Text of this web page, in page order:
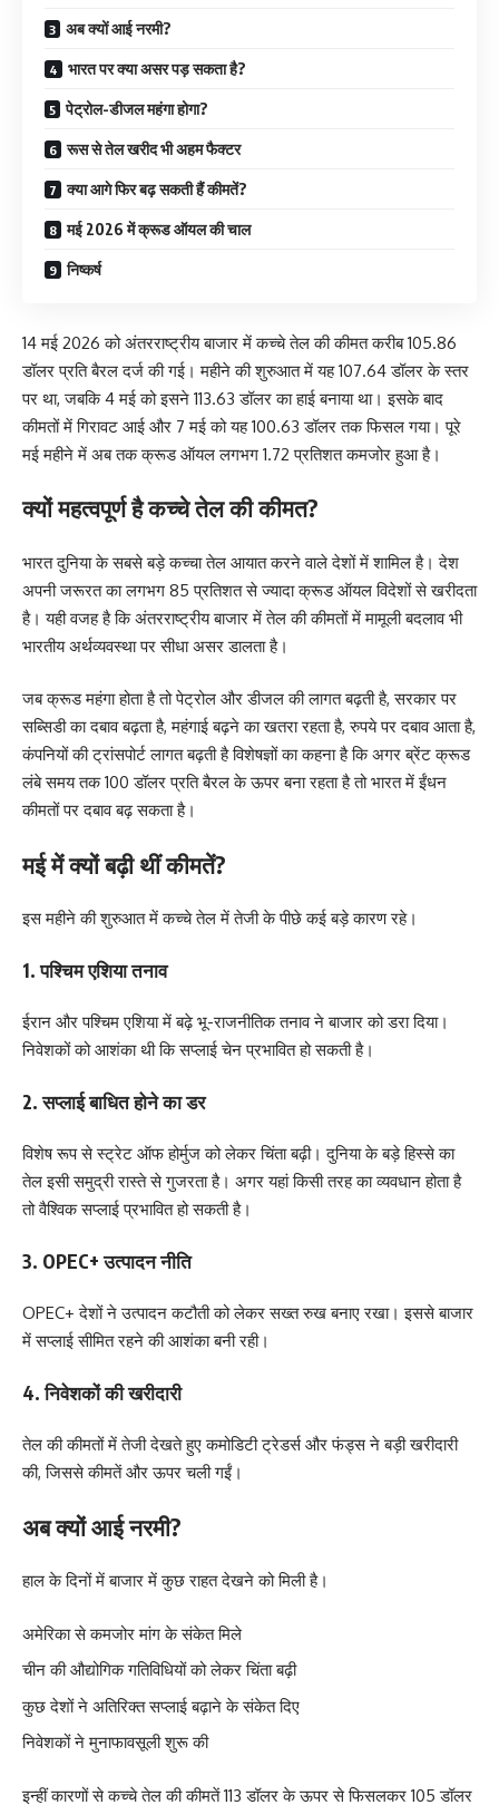
अब क्यों आई नरमी?
भारत पर क्या असर पड़ सकता है?
पेट्रोल-डीजल महंगा होगा?
रूस से तेल खरीद भी अहम फैक्टर
क्या आगे फिर बढ़ सकती हैं कीमतें?
मई 2026 में क्रूड ऑयल की चाल
निष्कर्ष
14 मई 2026 को अंतरराष्ट्रीय बाजार में कच्चे तेल की कीमत करीब 105.86
डॉलर प्रति बैरल दर्ज की गई। महीने की शुरुआत में यह 107.64 डॉलर के स्तर
पर था, जबकि 4 मई को इसने 113.63 डॉलर का हाई बनाया था। इसके बाद
कीमतों में गिरावट आई और 7 मई को यह 100.63 डॉलर तक फिसल गया। पूरे
मई महीने में अब तक क्रूड ऑयल लगभग 1.72 प्रतिशत कमजोर हुआ है।
क्यों महत्वपूर्ण है कच्चे तेल की कीमत?
भारत दुनिया के सबसे बड़े कच्चा तेल आयात करने वाले देशों में शामिल है। देश
अपनी जरूरत का लगभग 85 प्रतिशत से ज्यादा क्रूड ऑयल विदेशों से खरीदता
है। यही वजह है कि अंतरराष्ट्रीय बाजार में तेल की कीमतों में मामूली बदलाव भी
भारतीय अर्थव्यवस्था पर सीधा असर डालता है।
जब क्रूड महंगा होता है तो पेट्रोल और डीजल की लागत बढ़ती है, सरकार पर
सब्सिडी का दबाव बढ़ता है, महंगाई बढ़ने का खतरा रहता है, रुपये पर दबाव आता है,
कंपनियों की ट्रांसपोर्ट लागत बढ़ती है विशेषज्ञों का कहना है कि अगर ब्रेंट क्रूड
लंबे समय तक 100 डॉलर प्रति बैरल के ऊपर बना रहता है तो भारत में ईंधन
कीमतों पर दबाव बढ़ सकता है।
मई में क्यों बढ़ी थीं कीमतें?
इस महीने की शुरुआत में कच्चे तेल में तेजी के पीछे कई बड़े कारण रहे।
1. पश्चिम एशिया तनाव
ईरान और पश्चिम एशिया में बढ़े भू-राजनीतिक तनाव ने बाजार को डरा दिया।
निवेशकों को आशंका थी कि सप्लाई चेन प्रभावित हो सकती है।
2. सप्लाई बाधित होने का डर
विशेष रूप से स्ट्रेट ऑफ होर्मुज को लेकर चिंता बढ़ी। दुनिया के बड़े हिस्से का
तेल इसी समुद्री रास्ते से गुजरता है। अगर यहां किसी तरह का व्यवधान होता है
तो वैश्विक सप्लाई प्रभावित हो सकती है।
3. OPEC+ उत्पादन नीति
OPEC+ देशों ने उत्पादन कटौती को लेकर सख्त रुख बनाए रखा। इससे बाजार
में सप्लाई सीमित रहने की आशंका बनी रही।
4. निवेशकों की खरीदारी
तेल की कीमतों में तेजी देखते हुए कमोडिटी ट्रेडर्स और फंड्स ने बड़ी खरीदारी
की, जिससे कीमतें और ऊपर चली गईं।
अब क्यों आई नरमी?
हाल के दिनों में बाजार में कुछ राहत देखने को मिली है।
अमेरिका से कमजोर मांग के संकेत मिले
चीन की औद्योगिक गतिविधियों को लेकर चिंता बढ़ी
कुछ देशों ने अतिरिक्त सप्लाई बढ़ाने के संकेत दिए
निवेशकों ने मुनाफावसूली शुरू की
इन्हीं कारणों से कच्चे तेल की कीमतें 113 डॉलर के ऊपर से फिसलकर 105 डॉलर